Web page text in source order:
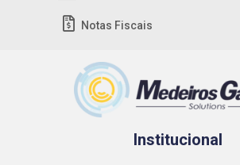
Notas Fiscais
Institucional